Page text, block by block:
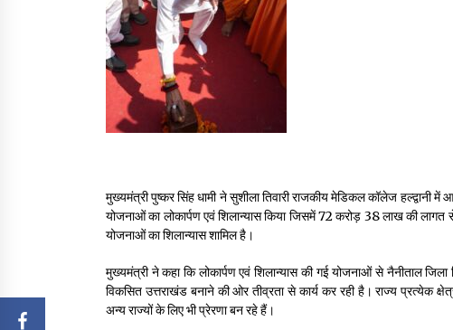
मुख्यमंत्री पुष्कर सिंह धामी ने सुशीला तिवारी राजकीय मेडिकल कॉलेज
योजनाओं का लोकार्पण एवं शिलान्यास किया जिसमें 72 करोड़ 38 लाख की
योजनाओं का शिलान्यास शामिल है।
मुख्यमंत्री ने कहा कि लोकार्पण एवं शिलान्यास की गई योजनाओं से नैनीताल
विकसित उत्तराखंड बनाने की ओर तीव्रता से कार्य कर रही है। राज्य प्रत्येक
अन्य राज्यों के लिए भी प्रेरणा बन रहे हैं।